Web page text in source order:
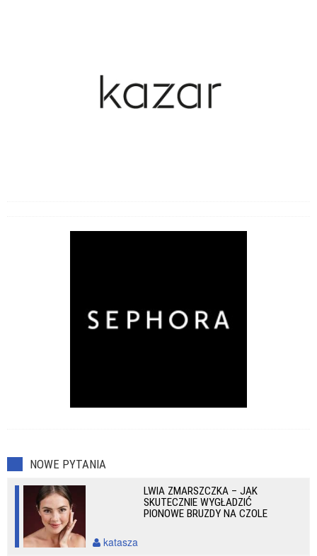
NOWE PYTANIA
LWIA ZMARSZCZKA – JAK
SKUTECZNIE WYGŁADZIĆ
PIONOWE BRUZDY NA CZOLE
katasza